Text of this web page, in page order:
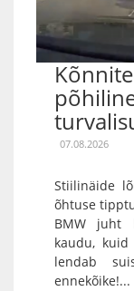
07.08.2026
Stiilinäide
õhtuse
BMW juht
kaudu, kuid
lendab
ennekõike!...